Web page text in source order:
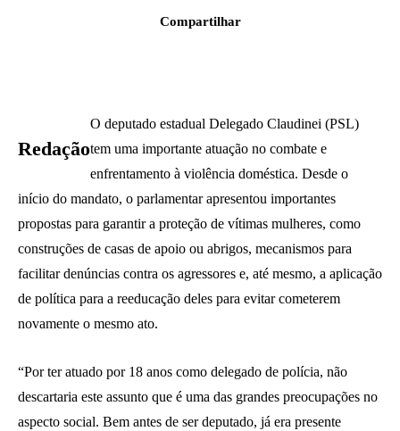
Compartilhar
Redação
O deputado estadual Delegado Claudinei (PSL)
tem uma importante atuação no combate e
enfrentamento à violência doméstica. Desde o
início do mandato, o parlamentar apresentou importantes
propostas para garantir a proteção de vítimas mulheres, como
construções de casas de apoio ou abrigos, mecanismos para
facilitar denúncias contra os agressores e, até mesmo, a aplicação
de política para a reeducação deles para evitar cometerem
novamente o mesmo ato.
“Por ter atuado por 18 anos como delegado de polícia, não
descartaria este assunto que é uma das grandes preocupações no
aspecto social. Bem antes de ser deputado, já era presente